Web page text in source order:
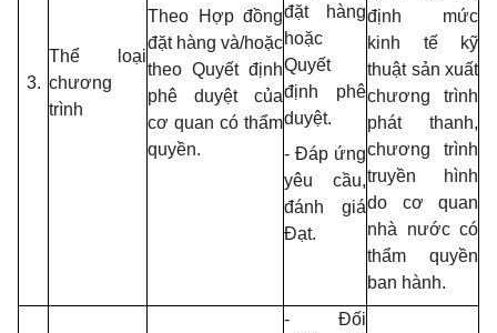
3.
Thể loại
chương
trình
Theo Hợp đồng
đặt hàng và/hoặc
theo Quyết định
phê
duyệt của
cơ quan có thẩm
quyền.
đặt hàng
hoặc
Quyết
định
phê
duyệt.
- Đáp ứng
yêu cầu,
đánh giá
Đạt.
định mức
kinh
tế kỹ
thuật sản xuất
chương trình
phát thanh,
chương trình
truyền hình
do cơ quan
nhà nước có
thẩm quyền
ban hành.
- Đối